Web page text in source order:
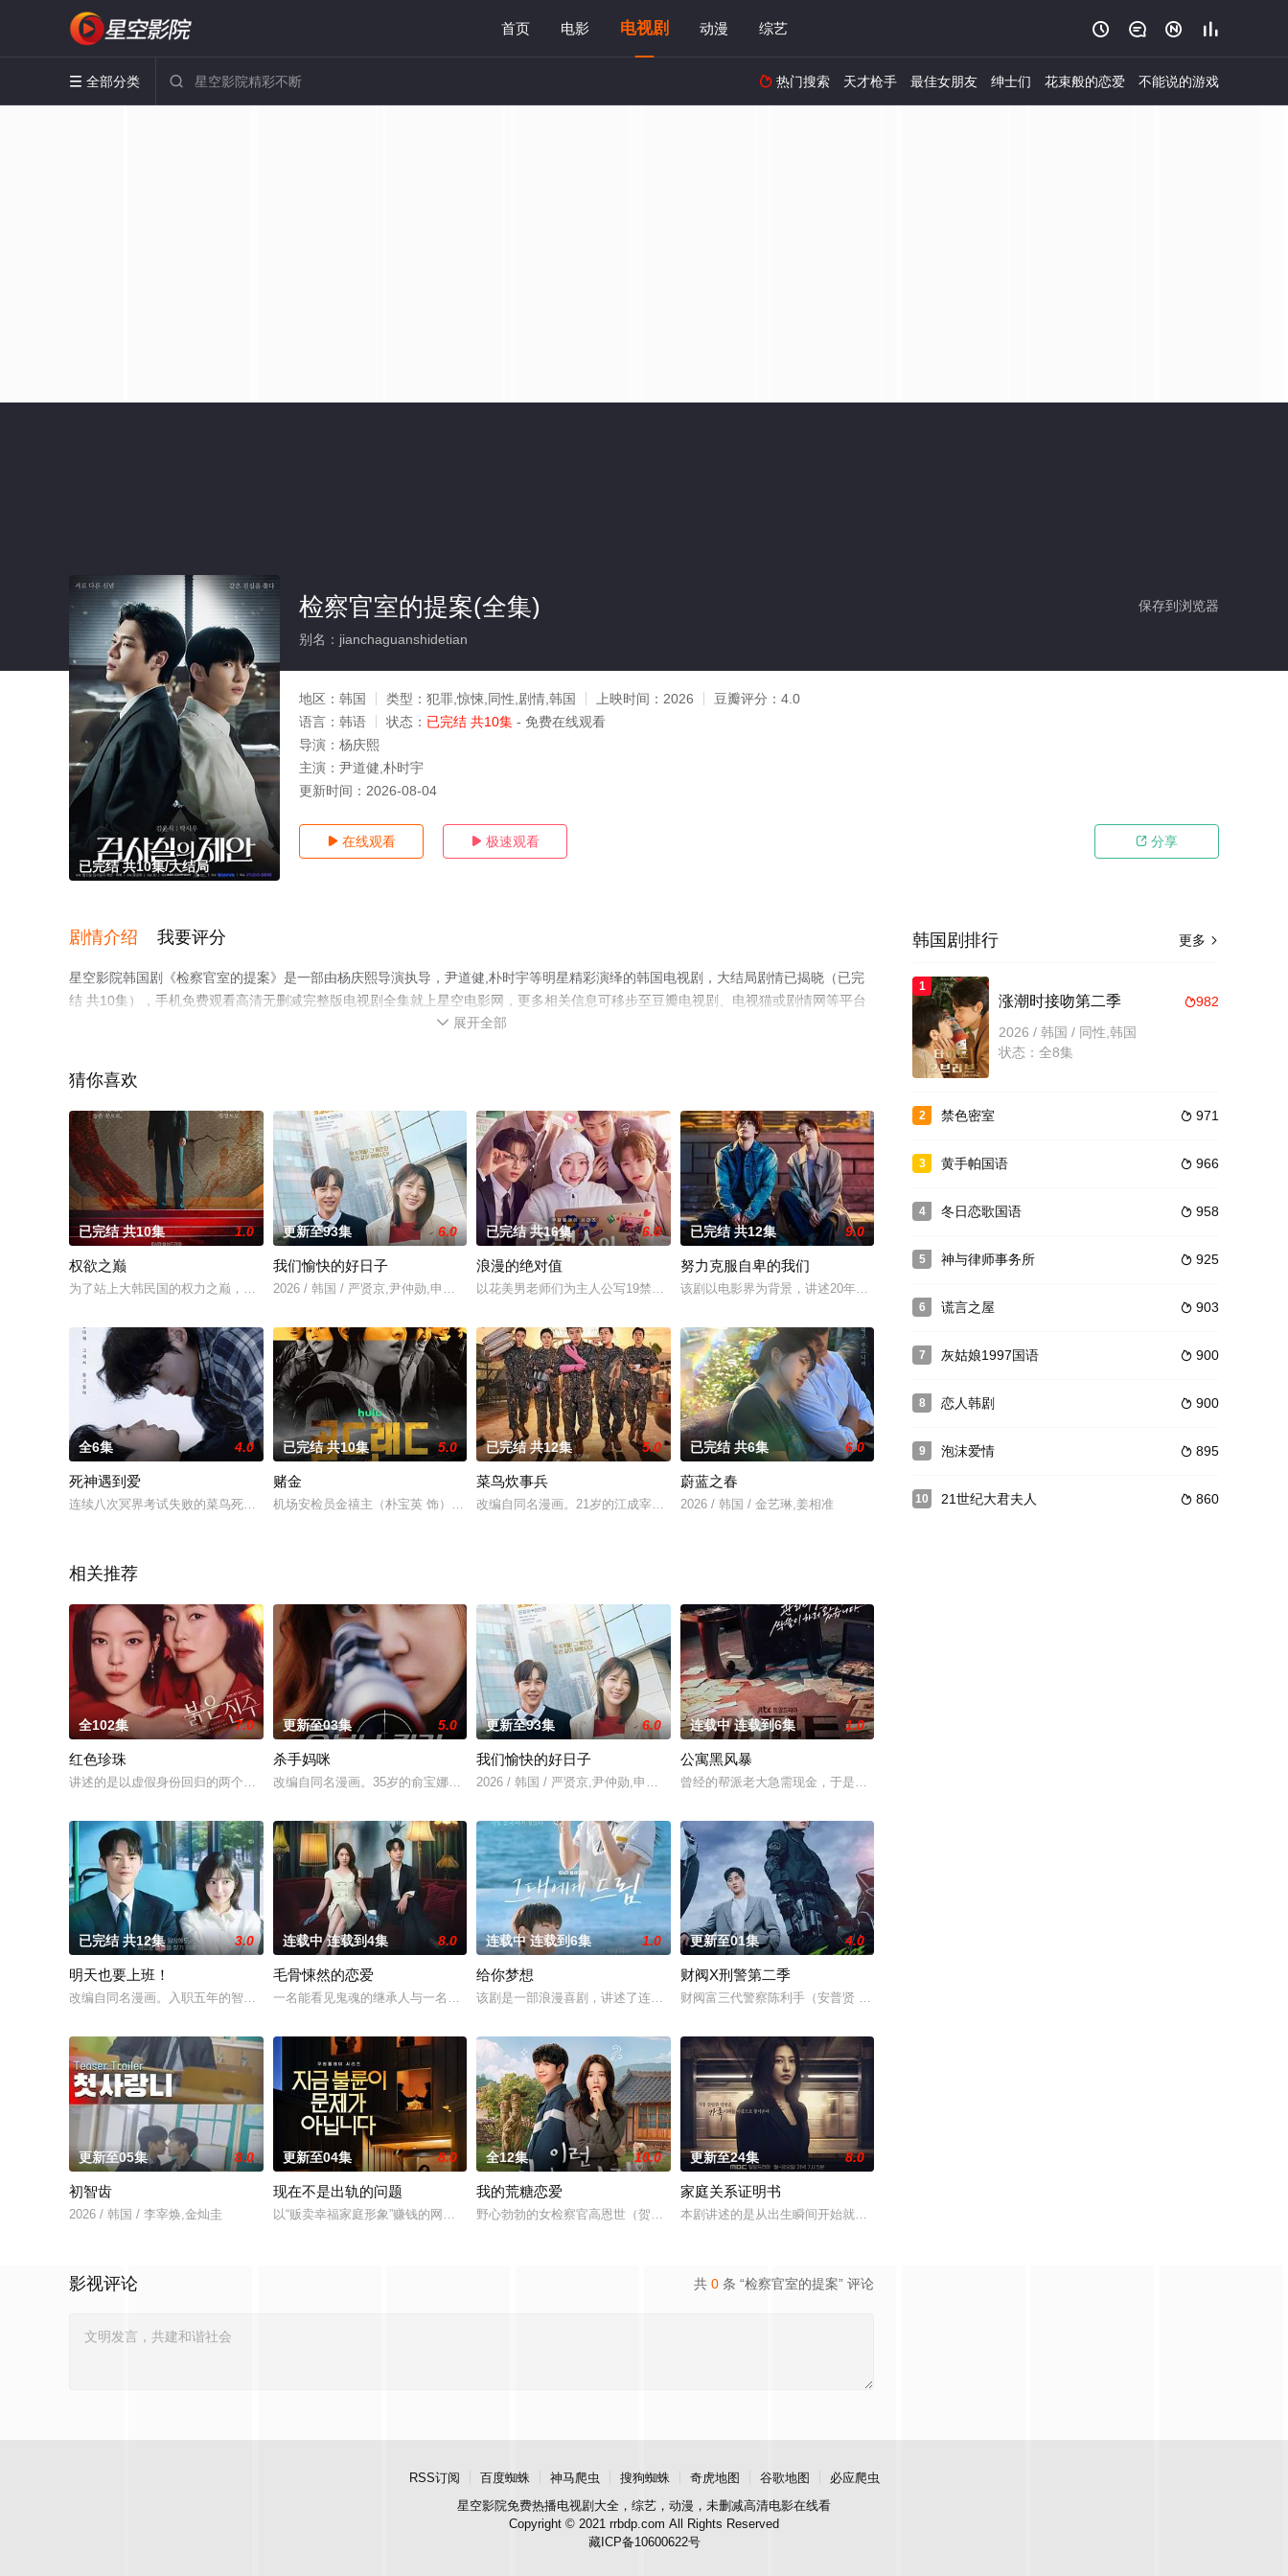
首页 电影 电视剧 动漫 综艺    
 全部分类   热门搜索 天才枪手 最佳女朋友 绅士们 花束般的恋爱 不能说的游戏
已完结 共10集/大结局
保存到浏览器
检察官室的提案(全集)
别名：jianchaguanshidetian
地区： 韩国 类型： 犯罪,惊悚,同性,剧情,韩国 上映时间： 2026 豆瓣评分： 4.0
语言： 韩语 状态： 已完结 共10集 - 免费在线观看
导演： 杨庆熙
主演： 尹道健,朴时宇
更新时间： 2026-08-04
 在线观看  极速观看  分享
剧情介绍 我要评分
星空影院韩国剧《检察官室的提案》是一部由杨庆熙导演执导，尹道健,朴时宇等明星精彩演绎的韩国电视剧，大结局剧情已揭晓（已完
结 共10集），手机免费观看高清无删减完整版电视剧全集就上星空电影网，更多相关信息可移步至豆瓣电视剧、电视猫或剧情网等平台
 展开全部
猜你喜欢
已完结 共10集 1.0
权欲之巅
为了站上大韩民国的权力之巅，投身权力卡特尔(译注:检察官体系中紧密的利益集团)的检察官方泰燮，与围绕在他身边的人所上演的一场激烈生存博弈。
更新至93集 6.0
我们愉快的好日子
2026 / 韩国 / 严贤京,尹仲勋,申正允,尹多英,金惠玉,鲜于在德,尹多勋,文喜京,李商淑,郑孝彬,李家豪,郑永琡
已完结 共16集 6.0
浪漫的绝对值
以花美男老师们为主人公写19禁BL小说的女高中生喜欢上了数学老师，成为主人公的青春浪漫喜剧成长故事。
已完结 共12集 9.0
努力克服自卑的我们
该剧以电影界为背景，讲述20年来无法出道的黄东万（具教焕 饰）在一群有出息的朋友之间，独自觉得自己
全6集 4.0
死神遇到爱
连续八次冥界考试失败的菜鸟死神智汉，终于迎来了最后一次转正的机会。为了找回遗失的生死簿，智汉卧底潜入校园，伪装成大学高材生。在那里，他遇见了调查目标：
已完结 共10集 5.0
赌金
机场安检员金禧主（朴宝英 饰）意外得到走私集团的金条，瞬间成为猎物，被迫卷入一个充斥住贪婪同背叛的黑暗世界。身边的人逐个露出真面目，互相残杀、无一幸免
已完结 共12集 5.0
菜鸟炊事兵
改编自同名漫画。21岁的江成宰是韩国典型的穷二代，辛苦维持生计之际收到了入伍通知。惴惴不安的新兵生活突然出现了一道曙光，只要跟着只
已完结 共6集 6.0
蔚蓝之春
2026 / 韩国 / 金艺琳,姜相准
相关推荐
全102集 7.0
红色珍珠
讲述的是以虚假身份回归的两个女人揭开隐藏在阿黛勒家的罪恶和真相的缜密而强烈的复仇故事。 ​​​
更新至03集 5.0
杀手妈咪
改编自同名漫画。35岁的俞宝娜过着相夫教子的普通生活。表面上她看起来温顺和善，还很怕婆婆，真实身份却是4年前突然隐退的杀手“翠鸟”。产假结束后，她又开
更新至93集 6.0
我们愉快的好日子
2026 / 韩国 / 严贤京,尹仲勋,申正允,尹多英,金惠玉,鲜于在德,尹多勋,文喜京,李商淑,郑孝彬,李家豪,郑永琡
连载中 连载到6集 1.0
公寓黑风暴
曾经的帮派老大急需现金，于是和有志成为律师的同伴合作，打算窃取住宅社区的储备基金，却意外揭开深藏
已完结 共12集 3.0
明天也要上班！
改编自同名漫画。入职五年的智允在无聊的公司生活中与公司最挑剔的男上司时宇纠缠在了一起，甚至以不想结婚为由而逃跑的前男友秋天出现了...
连载中 连载到4集 8.0
毛骨悚然的恋爱
一名能看见鬼魂的继承人与一名王牌检察官发现只要轻轻一碰，就能让他们成为异常高效率的搭档，于是两人联手侦破悬案。该剧翻拍自2011年的《我的见鬼女友》。
连载中 连载到6集 1.0
给你梦想
该剧是一部浪漫喜剧，讲述了连一个梦想都无所畏惧的十几岁，被现实挡住而受挫的二十几岁，像变成那样的大人的三十几岁的记者李载与一个生
更新至01集 4.0
财阀X刑警第二季
财阀富三代警察陈利手（安普贤 饰）华丽回归，完美蜕变为成熟专业的刑警，继续以财力同实力展开查案历
更新至05集 8.0
初智齿
2026 / 韩国 / 李宰焕,金灿圭
更新至04集 8.0
现在不是出轨的问题
以“贩卖幸福家庭形象”赚钱的网红夫妇，与他们正陷入泥淖般离婚诉讼的医师邻居。两对夫妻卷入连外遇都算小事的惊人秘密后，展开了一连串失控的连锁冲突。
全12集 10.0
我的荒糖恋爱
野心勃勃的女检察官高恩世（贺营 饰）意外失忆，住进拳击教练张泰河（丁海寅 饰）家中，对方还自称是她的男友。这段剪不断理还乱的棘手关系
更新至24集 8.0
家庭关系证明书
本剧讲述的是从出生瞬间开始就被打上家庭崩溃烙印的一个孩子和面对冷酷的偏见和命运，重新找回自己人生
共 0 条 “检察官室的提案” 评论
影视评论
更多 
韩国剧排行
1
982
涨潮时接吻第二季
2026 / 韩国 / 同性,韩国
状态：全8集
2  971
禁色密室
3  966
黄手帕国语
4  958
冬日恋歌国语
5  925
神与律师事务所
6  903
谎言之屋
7  900
灰姑娘1997国语
8  900
恋人韩剧
9  895
泡沫爱情
10  860
21世纪大君夫人
RSS订阅 百度蜘蛛 神马爬虫 搜狗蜘蛛 奇虎地图 谷歌地图
必应爬虫
星空影院免费热播电视剧大全，综艺，动漫，未删减高清电影在线看
Copyright © 2021 rrbdp.com All Rights Reserved
藏ICP备10600622号